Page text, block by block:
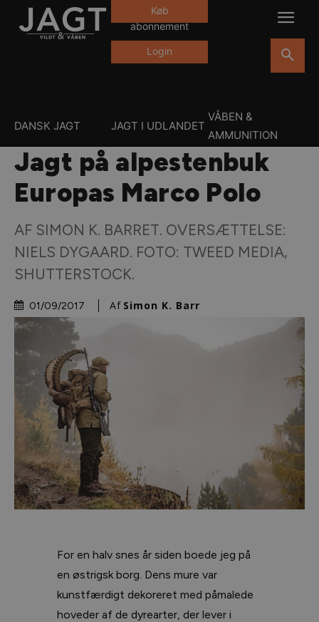
Køb
abonnement
Login
DANSK JAGT JAGT I UDLANDET
VÅBEN &
AMMUNITION
Jagt på alpestenbuk
Europas Marco Polo
AF SIMON K. BARRET. OVERSÆTTELSE:
NIELS DYGAARD. FOTO: TWEED MEDIA,
SHUTTERSTOCK.
01/09/2017 Af Simon K. Barr
For en halv snes år siden boede jeg på
en østrigsk borg. Dens mure var
kunstfærdigt dekoreret med påmalede
hoveder af de dyrearter, der lever i